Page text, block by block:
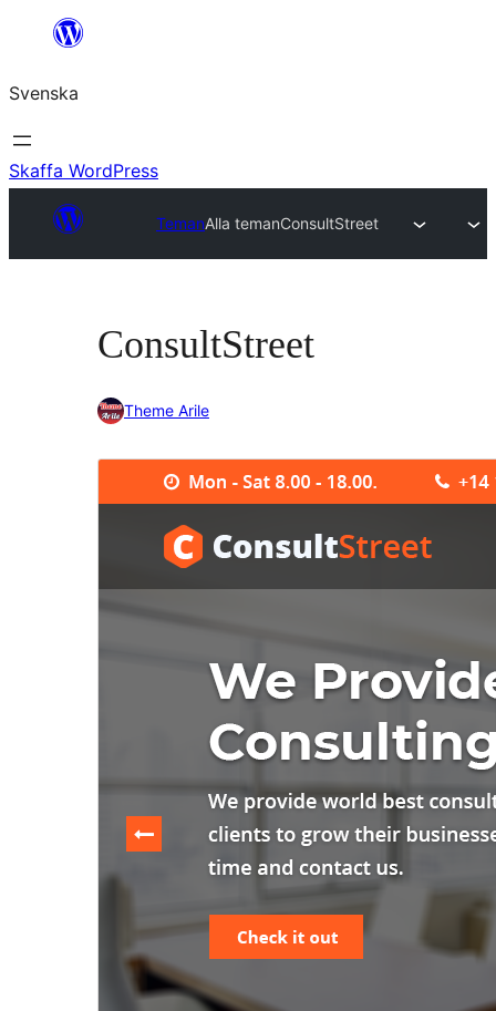
Hoppa
innehåll
Svenska
Skaffa WordPress
TemanAlla temanConsultStreet
ConsultStreet
Theme Arile